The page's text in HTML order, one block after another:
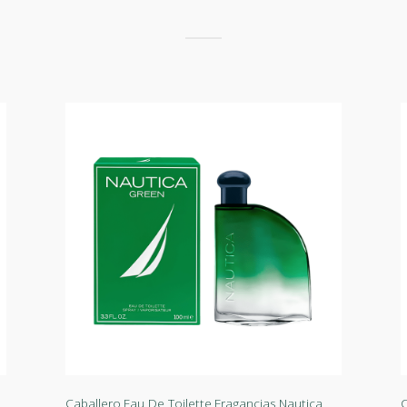
Caballero,Eau De Toilette,Fragancias,Nautica